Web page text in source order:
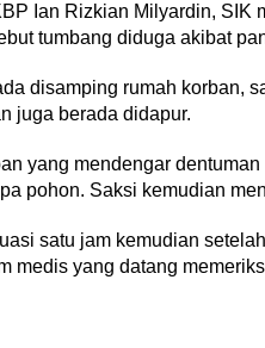
Ian Rizkian Milyardin, SIK
tumbang diduga akibat
disamping rumah korban,
juga berada didapur.
yang mendengar
pohon. Saksi kemudian
satu jam kemudian
medis yang datang